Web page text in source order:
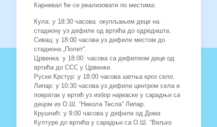
Карневал ће се реализовати по местима:
Кула: у 18:30 часова окупљањем деце на
стадиону уз дефиле од вртића до одредишта.
Сивац: у 18:00 часова уз дефиле местом до
стадиона „Полет“.
Црвенка: у 18:00 часова са дефилеом деце од
вртића до ССС у Црвенки.
Руски Крстур: у 18:00 часова шетња кроз село.
Липар: у 10:30 часова уз дефиле центром села и
повратак у вртић уз избор најмаске у сарадњи са
децом из О.Ш. “Никола Тесла“ Липар.
Крушчић: у 9:00 часова y дефиле од Дома
Културе до вртића у сарадњи са О.Ш. “Вељко